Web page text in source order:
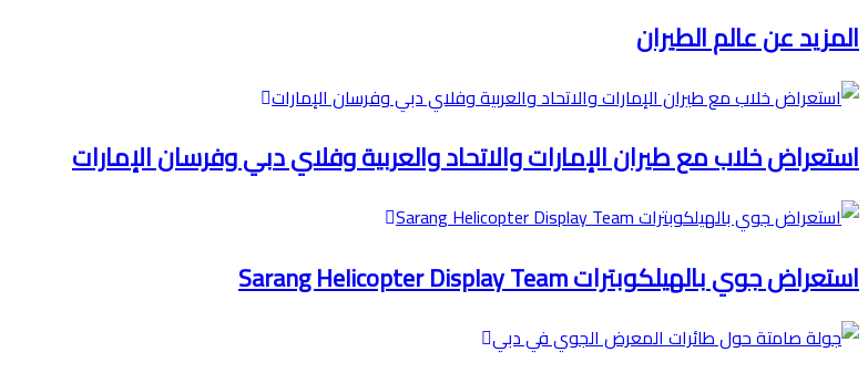
المزيد عن عالم الطيران
استعراض خلاب مع طيران الإمارات والاتحاد والعربية وفلاي دبي وفرسان الإمارات
استعراض جوي بالهيلكوبترات Sarang Helicopter Display Team